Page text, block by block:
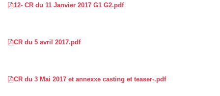
12- CR du 11 Janvier 2017 G1 G2.pdf
CR du 5 avril 2017.pdf
CR du 3 Mai 2017 et annexxe casting et teaser-.pdf